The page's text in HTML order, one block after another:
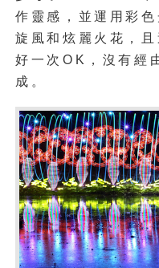
作靈感，並運用彩
旋風和炫麗火花，
好一次OK，沒有經
成。